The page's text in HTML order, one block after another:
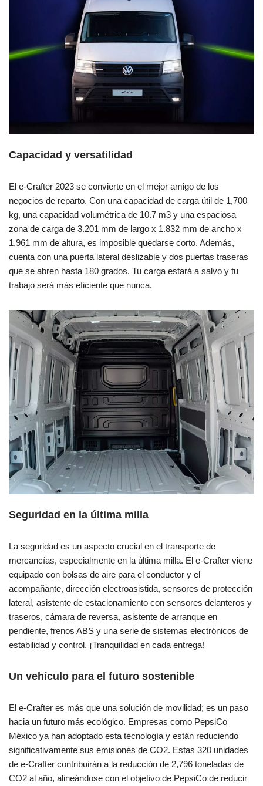
Capacidad y versatilidad
El e-Crafter 2023 se convierte en el mejor amigo de los
negocios de reparto. Con una capacidad de carga útil de 1,700
kg, una capacidad volumétrica de 10.7 m3 y una espaciosa
zona de carga de 3.201 mm de largo x 1.832 mm de ancho x
1,961 mm de altura, es imposible quedarse corto. Además,
cuenta con una puerta lateral deslizable y dos puertas traseras
que se abren hasta 180 grados. Tu carga estará a salvo y tu
trabajo será más eficiente que nunca.
Seguridad en la última milla
La seguridad es un aspecto crucial en el transporte de
mercancías, especialmente en la última milla. El e-Crafter viene
equipado con bolsas de aire para el conductor y el
acompañante, dirección electroasistida, sensores de protección
lateral, asistente de estacionamiento con sensores delanteros y
traseros, cámara de reversa, asistente de arranque en
pendiente, frenos ABS y una serie de sistemas electrónicos de
estabilidad y control. ¡Tranquilidad en cada entrega!
Un vehículo para el futuro sostenible
El e-Crafter es más que una solución de movilidad; es un paso
hacia un futuro más ecológico. Empresas como PepsiCo
México ya han adoptado esta tecnología y están reduciendo
significativamente sus emisiones de CO2. Estas 320 unidades
de e-Crafter contribuirán a la reducción de 2,796 toneladas de
CO2 al año, alineándose con el objetivo de PepsiCo de reducir